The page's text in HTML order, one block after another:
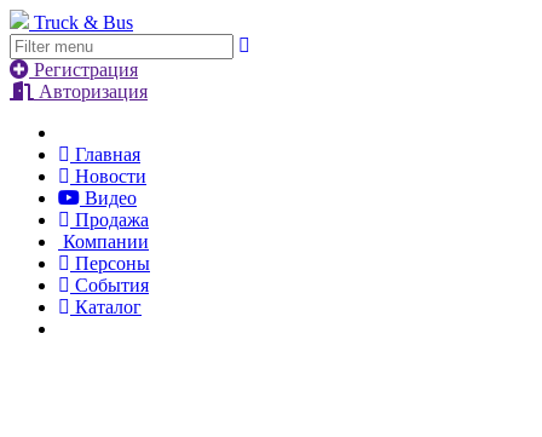
Truck & Bus
Регистрация
Авторизация
Главная
Новости
Видео
Продажа
Компании
Персоны
События
Каталог